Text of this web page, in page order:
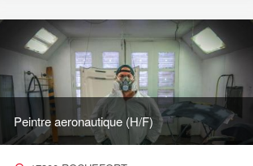
Peintre aeronautique (H/F)